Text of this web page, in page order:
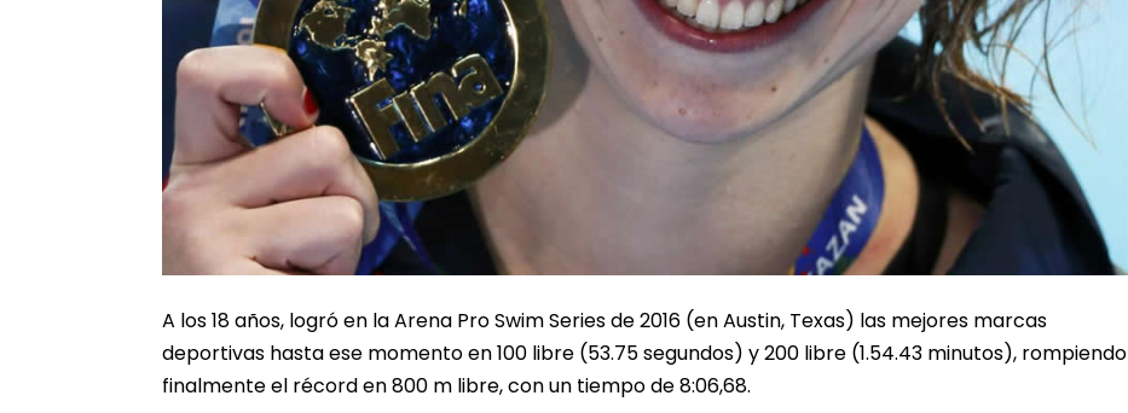
A los 18 años, logró en la Arena Pro Swim Series de 2016 (en Austin, Texas) las mejores marcas
deportivas hasta ese momento en 100 libre (53.75 segundos) y 200 libre (1.54.43 minutos), rompiendo
finalmente el récord en 800 m libre, con un tiempo de 8:06,68.